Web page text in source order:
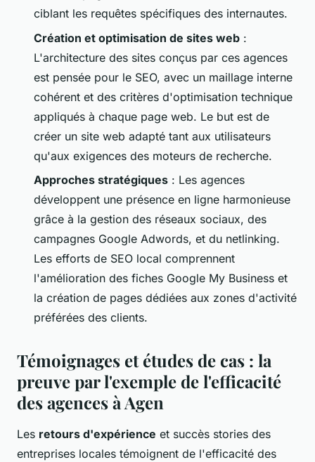
ciblant les requêtes spécifiques des internautes.
Création et optimisation de sites web :
L'architecture des sites conçus par ces agences
est pensée pour le SEO, avec un maillage interne
cohérent et des critères d'optimisation technique
appliqués à chaque page web. Le but est de
créer un site web adapté tant aux utilisateurs
qu'aux exigences des moteurs de recherche.
Approches stratégiques : Les agences
développent une présence en ligne harmonieuse
grâce à la gestion des réseaux sociaux, des
campagnes Google Adwords, et du netlinking.
Les efforts de SEO local comprennent
l'amélioration des fiches Google My Business et
la création de pages dédiées aux zones d'activité
préférées des clients.
Témoignages et études de cas : la
preuve par l'exemple de l'efficacité
des agences à Agen
Les retours d'expérience et succès stories des
entreprises locales témoignent de l'efficacité des